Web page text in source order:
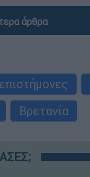
άρθρα
επιστήμονες
Βρετανία